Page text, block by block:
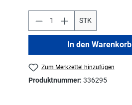
STK
In den Warenkorb
Zum Merkzettel hinzufügen
Produktnummer:336295